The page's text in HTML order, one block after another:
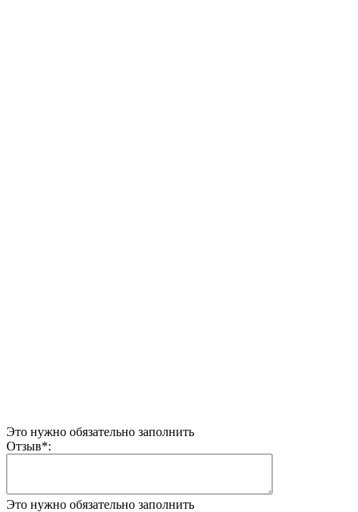
Это нужно обязательно заполнить
Отзыв*:
Это нужно обязательно заполнить